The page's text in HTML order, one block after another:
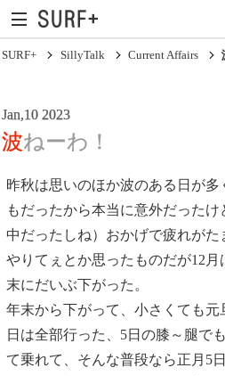
Current Affairs
Life In Surfing
Vibration
Mind
Clips
SURF+ SillyTalk Current Affairs
Jan,10 2023
波ねーわ！
昨秋は思いのほか波のある日が
もだったから本当に意外だった
中だったしね）おかげで疲れが
やりてぇとか思ったものだが12
末にだいぶ下がった。
年末から下がって、小さくても
日は全部行った、5日の膝～腿で
て乗れて、そんな普段なら正月5